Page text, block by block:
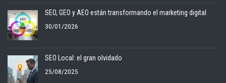
SEO, GEO y AEO están transformando el marketing digital
30/01/2026
SEO Local: el gran olvidado
25/08/2025